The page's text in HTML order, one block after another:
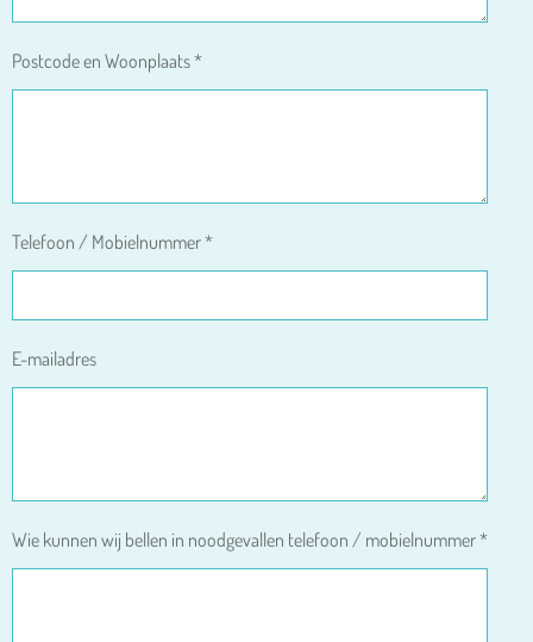
Postcode en Woonplaats *
Telefoon / Mobielnummer *
E-mailadres
Wie kunnen wij bellen in noodgevallen telefoon / mobielnummer *